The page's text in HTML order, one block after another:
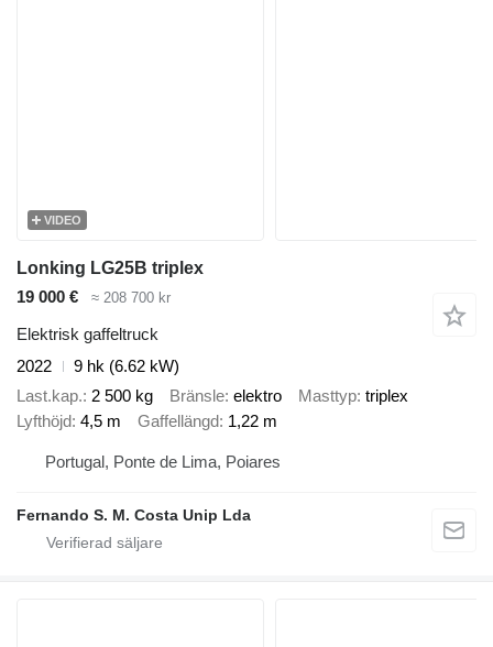
VIDEO
Lonking LG25B triplex
19 000 €
≈ 208 700 kr
Elektrisk gaffeltruck
2022
9 hk (6.62 kW)
Last.kap. 2 500 kg Bränsle elektro Masttyp triplex
Lyfthöjd 4,5 m Gaffellängd 1,22 m
Portugal, Ponte de Lima, Poiares
Fernando S. M. Costa Unip Lda